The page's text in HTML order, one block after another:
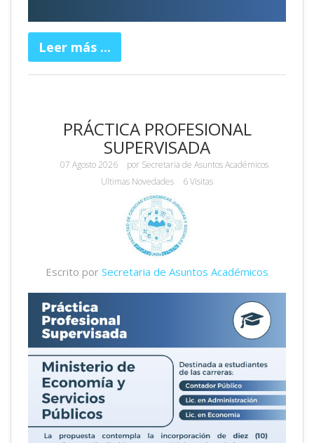
Leer más ...
PRÁCTICA PROFESIONAL
SUPERVISADA
07 Agosto 2026 por Secretaria de Asuntos Académicos
Ultimas Novedades
6 Visitas
Escrito por Secretaria de Asuntos Académicos